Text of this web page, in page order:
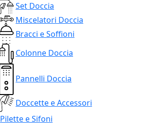
Set Doccia
Miscelatori Doccia
Bracci e Soffioni
Colonne Doccia
Pannelli Doccia
Doccette e Accessori
Pilette e Sifoni